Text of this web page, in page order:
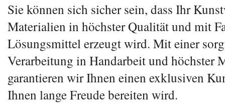
Sie können sich sicher sein, dass Ihr
Materialien in höchster Qualität und mit
Lösungsmittel erzeugt wird. Mit einer
Verarbeitung in Handarbeit und höchster
garantieren wir Ihnen einen exklusiven
Ihnen lange Freude bereiten wird.